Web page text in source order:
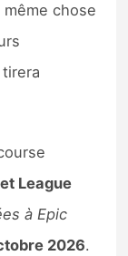
chose
League
à Epic
2026.